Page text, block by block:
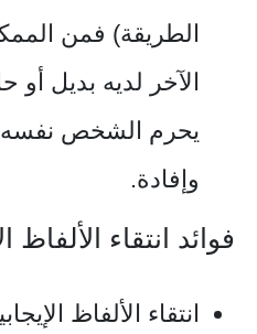
الطريقة) فمن
الآخر لديه بديل أو
يحرم الشخص نفسه
وإفادة.
فوائد انتقاء الألفاظ
انتقاء الألفاظ